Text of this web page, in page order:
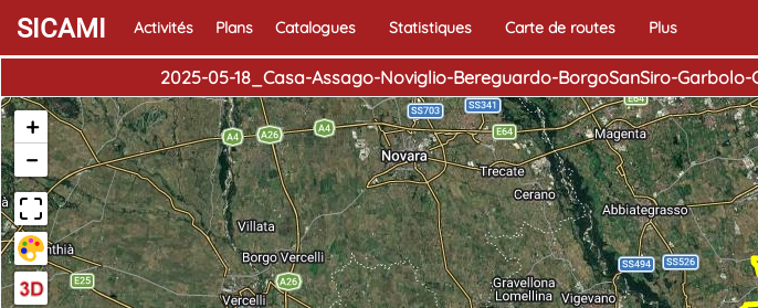
SICAMI Activités Plans Catalogues Statistiques Carte de routes Plus
2025-05-18_Casa-Assago-Noviglio-Bereguardo-BorgoSanSiro-
+
−